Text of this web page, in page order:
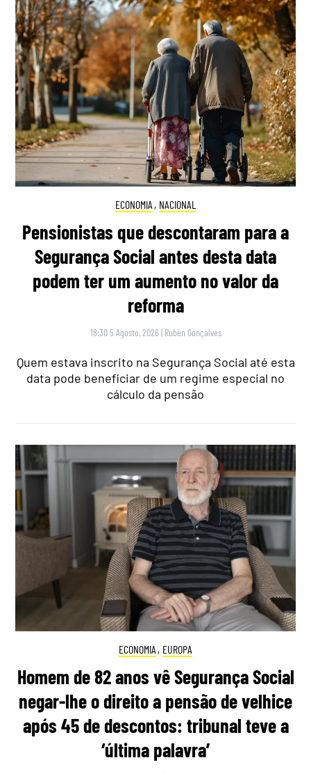
ECONOMIA , NACIONAL
Pensionistas que descontaram para a
Segurança Social antes desta data
podem ter um aumento no valor da
reforma
18:30 5 Agosto, 2026 | Rubén Gonçalves
Quem estava inscrito na Segurança Social até esta
data pode beneficiar de um regime especial no
cálculo da pensão
ECONOMIA , EUROPA
Homem de 82 anos vê Segurança Social
negar-lhe o direito a pensão de velhice
após 45 de descontos: tribunal teve a
‘última palavra’